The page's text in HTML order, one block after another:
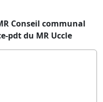
Conseil communal
pdt du MR Uccle